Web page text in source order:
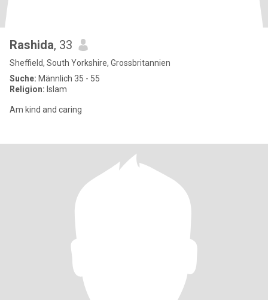
Rashida, 33
Sheffield, South Yorkshire, Grossbritannien
Suche: Männlich 35 - 55
Religion: Islam
Am kind and caring